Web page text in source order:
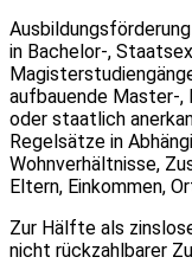
in Bachelor-,
aufbauende Master-,
oder staatlich
Regelsätze in
Wohnverhältnisse,
Eltern, Einkommen,
Zur Hälfte als
nicht rückzahlbarer